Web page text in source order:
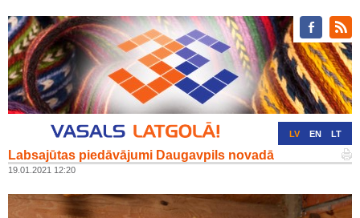
LV EN LT
Labsajūtas piedāvājumi Daugavpils novadā
19.01.2021 12:20